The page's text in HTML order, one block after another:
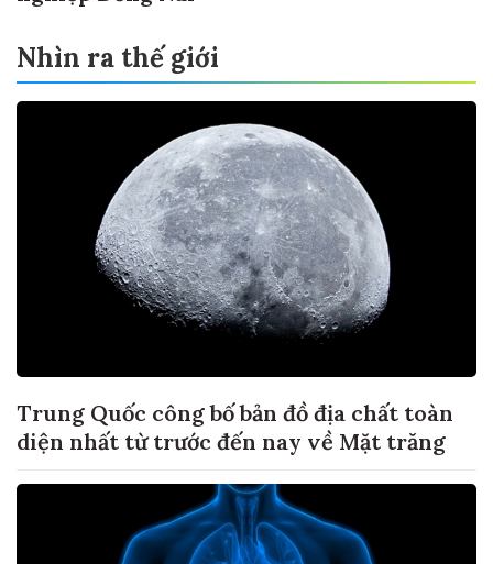
Nhìn ra thế giới
Trung Quốc công bố bản đồ địa chất toàn
diện nhất từ trước đến nay về Mặt trăng